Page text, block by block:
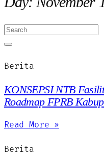
Berita
KONSEPSI NTB
Roadmap FPRB
Read More »
Berita